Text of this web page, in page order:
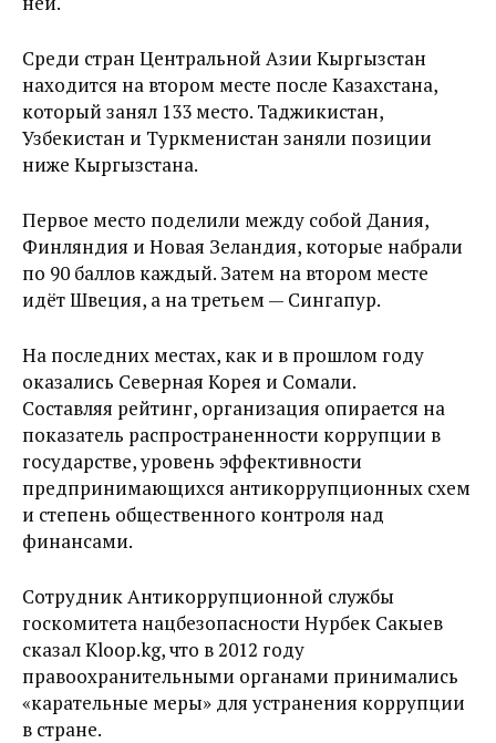
Среди стран Центральной Азии Кыргызстан
находится на втором месте после Казахстана,
который занял 133 место. Таджикистан,
Узбекистан и Туркменистан заняли позиции
ниже Кыргызстана.
Первое место поделили между собой Дания,
Финляндия и Новая Зеландия, которые набрали
по 90 баллов каждый. Затем на втором месте
идёт Швеция, а на третьем — Сингапур.
На последних местах, как и в прошлом году
оказались Северная Корея и Сомали.
Составляя рейтинг, организация опирается на
показатель распространенности коррупции в
государстве, уровень эффективности
предпринимающихся антикоррупционных схем
и степень общественного контроля над
финансами.
Сотрудник Антикоррупционной службы
госкомитета нацбезопасности Нурбек Сакыев
сказал Kloop.kg, что в 2012 году
правоохранительными органами принимались
«карательные меры» для устранения коррупции
в стране.